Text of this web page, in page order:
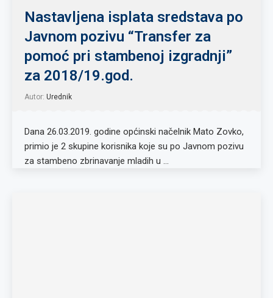
Nastavljena isplata sredstava po
Javnom pozivu “Transfer za
pomoć pri stambenoj izgradnji”
za 2018/19.god.
Autor: Urednik
Dana 26.03.2019. godine općinski načelnik Mato Zovko,
primio je 2 skupine korisnika koje su po Javnom pozivu
za stambeno zbrinavanje mladih u …